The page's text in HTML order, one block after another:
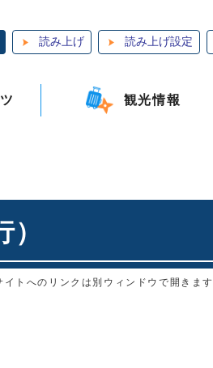
読み上げ 読み上げ設定
観光情報
イトへのリンクは別ウィンドウで開きます